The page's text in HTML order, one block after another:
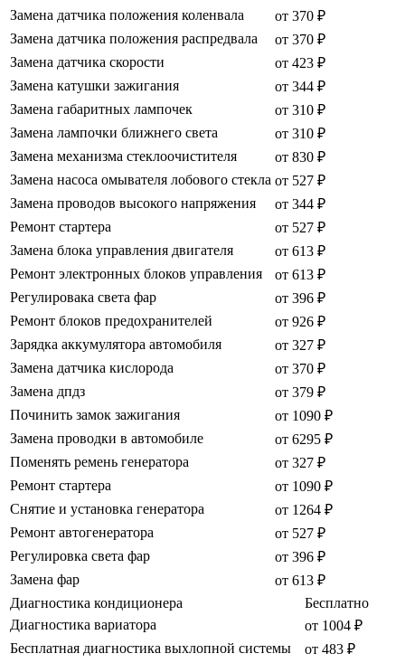
Замена датчика положения коленвала
от 370 ₽
Замена датчика положения распредвала
от 370 ₽
Замена датчика скорости
от 423 ₽
Замена катушки зажигания
от 344 ₽
Замена габаритных лампочек
от 310 ₽
Замена лампочки ближнего света
от 310 ₽
Замена механизма стеклоочистителя
от 830 ₽
Замена насоса омывателя лобового стекла от 527 ₽
Замена проводов высокого напряжения
от 344 ₽
Ремонт стартера
от 527 ₽
Замена блока управления двигателя
от 613 ₽
Ремонт электронных блоков управления
от 613 ₽
Регулировака света фар
от 396 ₽
Ремонт блоков предохранителей
от 926 ₽
Зарядка аккумулятора автомобиля
от 327 ₽
Замена датчика кислорода
от 370 ₽
Замена дпдз
от 379 ₽
Починить замок зажигания
от 1090 ₽
Замена проводки в автомобиле
от 6295 ₽
Поменять ремень генератора
от 327 ₽
Ремонт стартера
от 1090 ₽
Снятие и установка генератора
от 1264 ₽
Ремонт автогенератора
от 527 ₽
Регулировка света фар
от 396 ₽
Замена фар
от 613 ₽
Диагностика кондиционера
Бесплатно
Диагностика вариатора
от 1004 ₽
Бесплатная диагностика выхлопной системы
от 483 ₽